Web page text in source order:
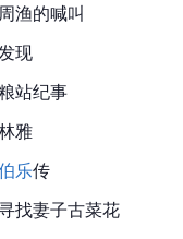
周渔的喊叫
发现
站纪事
雅
乐传
找妻子古菜花